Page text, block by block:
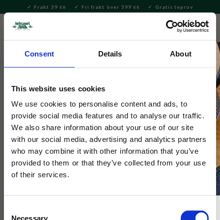
Consent Details About
This website uses cookies
We use cookies to personalise content and ads, to
provide social media features and to analyse our traffic.
We also share information about your use of our site
with our social media, advertising and analytics partners
who may combine it with other information that you’ve
provided to them or that they’ve collected from your use
of their services.
Necessary
Meny
Frakt 39 KR Fri frakt över 399 KR Gratis teprov
Ulldjur Kanin På Spark Grå
Söt liten grå kanin som åker spark, i ull och måttet 9x5,5x14,5
cm. Perfekt att hänga i påskriset.